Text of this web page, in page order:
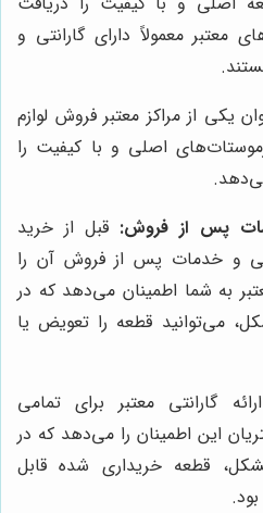
معتبر معمولاً دارای گارانتی و
یکی از مراکز معتبر فروش لوازم
اصلی و با کیفیت را
پس از فروش: قبل از خرید
و خدمات پس از فروش آن را
به شما اطمینان می‌دهد که در
می‌توانید قطعه را تعویض یا
گارانتی معتبر برای تمامی
این اطمینان را می‌دهد که در
قطعه خریداری شده قابل